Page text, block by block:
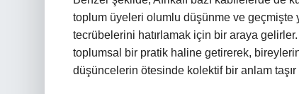
toplum üyeleri olumlu düşünme ve geçmişte
tecrübelerini hatırlamak için bir araya
toplumsal bir pratik haline getirerek,
düşüncelerin ötesinde kolektif bir anlam